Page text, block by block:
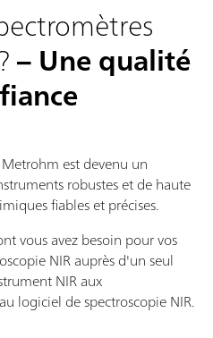
– Une qualité
est devenu un
robustes et de haute
fiables et précises.
vous avez besoin pour vos
NIR auprès d'un seul
NIR aux
logiciel de spectroscopie NIR.